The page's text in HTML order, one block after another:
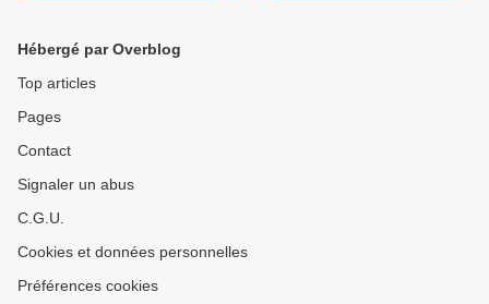
Hébergé par Overblog
Top articles
Pages
Contact
Signaler un abus
C.G.U.
Cookies et données personnelles
Préférences cookies